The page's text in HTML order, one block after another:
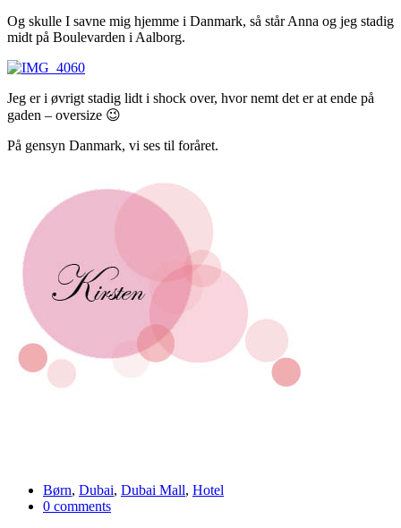
Og skulle I savne mig hjemme i Danmark, så står Anna og jeg stadig
midt på Boulevarden i Aalborg.
Jeg er i øvrigt stadig lidt i shock over, hvor nemt det er at ende på
gaden – oversize 😉
På gensyn Danmark, vi ses til foråret.
Børn, Dubai, Dubai Mall, Hotel
0 comments